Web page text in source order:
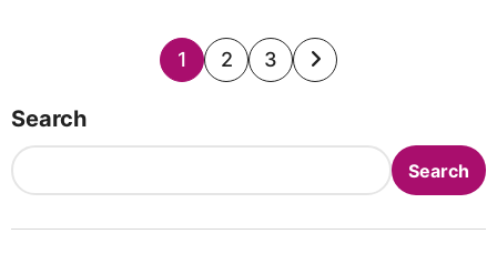
Posts
1 2 3
Search
Search